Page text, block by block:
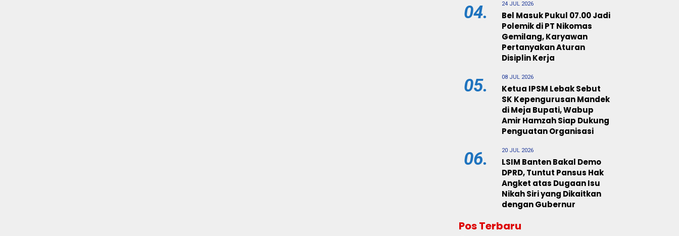
04. 24 JUL 2026
Bel Masuk Pukul 07.00 Jadi
Polemik di PT Nikomas
Gemilang, Karyawan
Pertanyakan Aturan
Disiplin Kerja
05. 08 JUL 2026
Ketua IPSM Lebak Sebut
SK Kepengurusan Mandek
di Meja Bupati, Wabup
Amir Hamzah Siap Dukung
Penguatan Organisasi
06. 20 JUL 2026
LSIM Banten Bakal Demo
DPRD, Tuntut Pansus Hak
Angket atas Dugaan Isu
Nikah Siri yang Dikaitkan
dengan Gubernur
Pos Terbaru